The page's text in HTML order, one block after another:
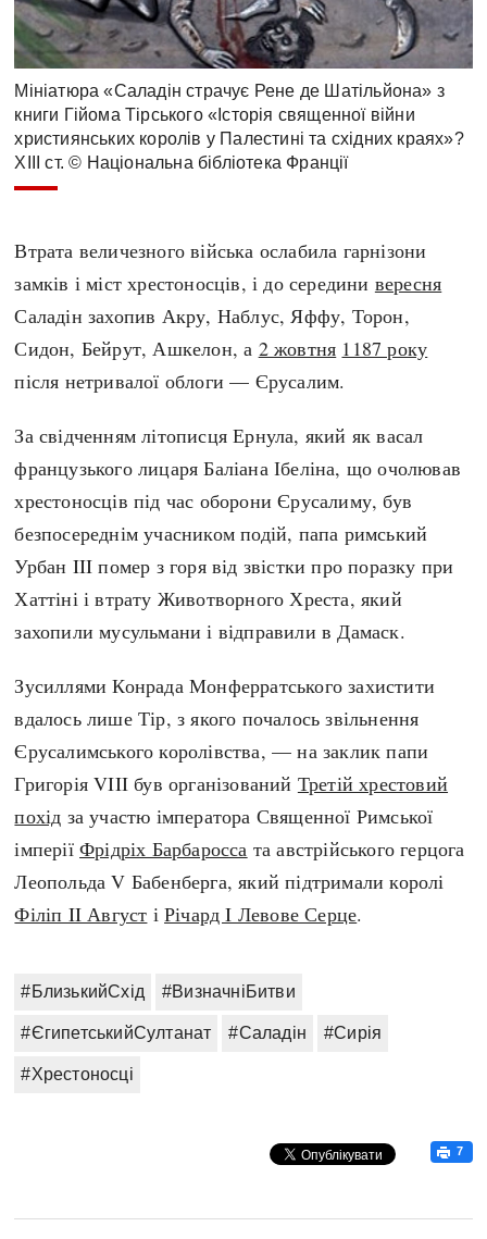
Мініатюра «Саладін страчує Рене де Шатільйона» з
книги Гійома Тірського «Історія священної війни
християнських королів у Палестині та східних краях»?
XIII ст. © Національна бібліотека Франції
Втрата величезного війська ослабила гарнізони
замків і міст хрестоносців, і до середини вересня
Саладін захопив Акру, Наблус, Яффу, Торон,
Сидон, Бейрут, Ашкелон, а 2 жовтня 1187 року
після нетривалої облоги — Єрусалим.
За свідченням літописця Ернула, який як васал
французького лицаря Баліана Ібеліна, що очолював
хрестоносців під час оборони Єрусалиму, був
безпосереднім учасником подій, папа римський
Урбан III помер з горя від звістки про поразку при
Хаттіні і втрату Животворного Хреста, який
захопили мусульмани і відправили в Дамаск.
Зусиллями Конрада Монферратського захистити
вдалось лише Тір, з якого почалось звільнення
Єрусалимського королівства, — на заклик папи
Григорія VIII був організований Третій хрестовий
похід за участю імператора Священної Римської
імперіїФрідріх Барбаросса та австрійського герцога
Леопольда V Бабенберга, який підтримали королі
Філіп II Август іРічард I Левове Серце.
#БлизькийСхід #ВизначніБитви
#ЄгипетськийСултанат #Саладін #Сирія
#Хрестоносці
7